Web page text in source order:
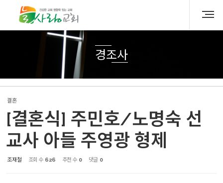
경조사
결혼
[결혼식] 주민호/노명숙 선
교사 아들 주영광 형제
조재철 조회 수 626 추천 수 0 댓글 0